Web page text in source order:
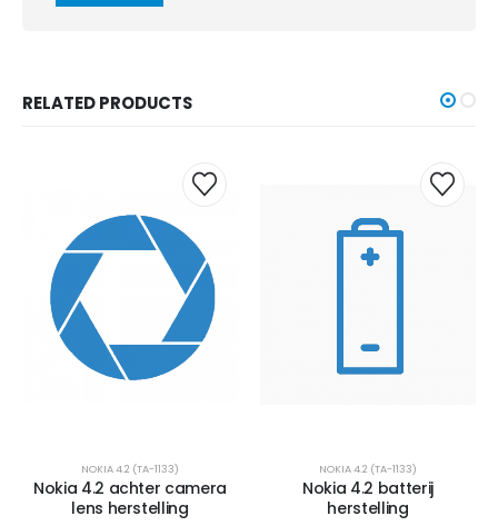
RELATED PRODUCTS
NOKIA 4.2 (TA-1133)
Nokia 4.2 achter camera
lens herstelling
NOKIA 4.2 (TA-1133)
Nokia 4.2 batterij
herstelling